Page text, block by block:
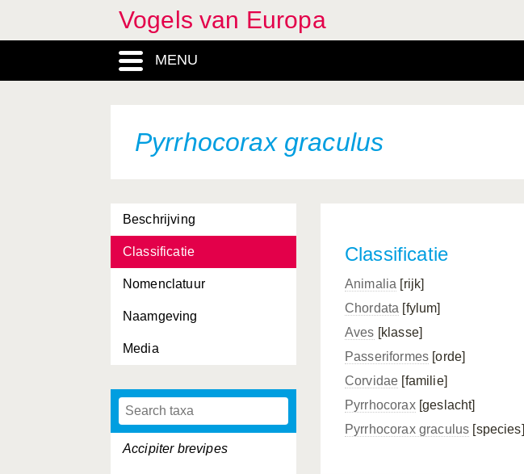
Vogels van Europa
MENU
Pyrrhocorax graculus
Beschrijving
Classificatie
Nomenclatuur
Naamgeving
Media
Accipiter brevipes
Classificatie
Animalia [rijk]
Chordata [fylum]
Aves [klasse]
Passeriformes [orde]
Corvidae [familie]
Pyrrhocorax[geslacht]
Pyrrhocorax graculus [species]